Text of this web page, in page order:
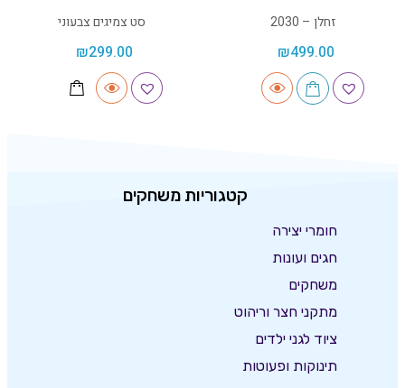
זחלן – 2030
₪499.00
סט צמיגים צבעוני
₪299.00
קטגוריות משחקים
חומרי יצירה
חגים ועונות
משחקים
מתקני חצר וריהוט
ציוד לגני ילדים
תינוקות ופעוטות